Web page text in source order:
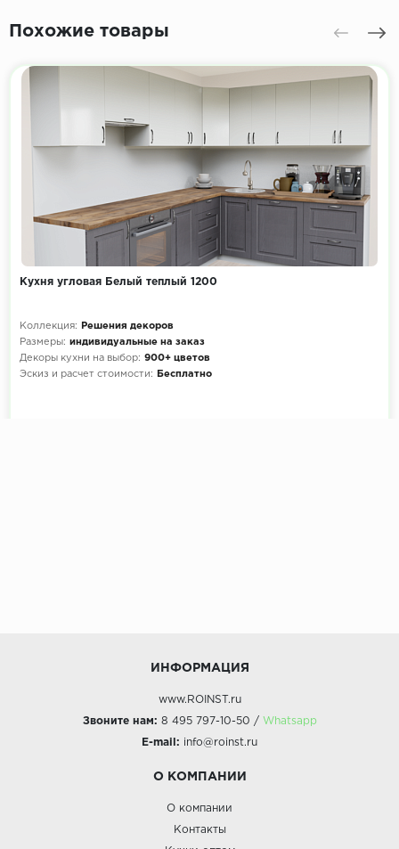
Похожие товары
Кухня угловая Белый теплый 1200
Коллекция:
Решения декоров
Размеры: индивидуальные на заказ
Декоры кухни на выбор: 900+ цветов
Эскиз и расчет стоимости:
Бесплатно
ИНФОРМАЦИЯ
www.ROINST.ru
Звоните нам: 8 495 797-10-50 / Whatsapp
E-mail: info@roinst.ru
О КОМПАНИИ
О компании
Контакты